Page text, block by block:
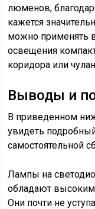
люменов,
кажется
можно применять
освещения
коридора или
Выводы и
В приведенном
увидеть
самостоятельной
Лампы на
обладают
Они почти не